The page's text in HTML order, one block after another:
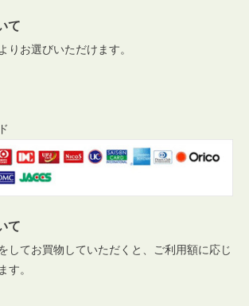
て
りお選びいただけます。
て
してお買物していただくと、ご利用額に応じ
す。